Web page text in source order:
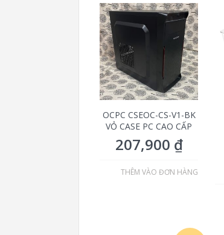
OCPC CSEOC-CS-V1-BK
VỎ CASE PC CAO CẤP
207,900 ₫
THÊM VÀO ĐƠN HÀNG